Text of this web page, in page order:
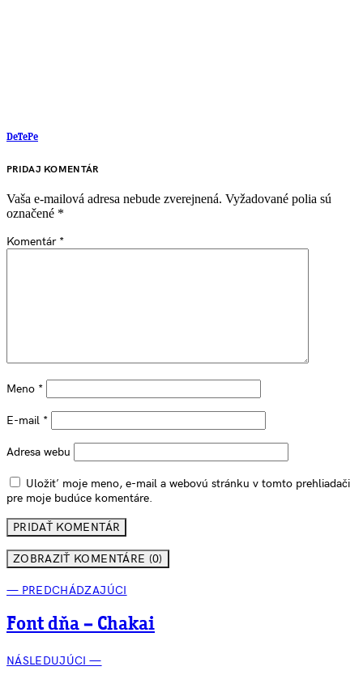
DeTePe
PRIDAJ KOMENTÁR
Vaša e-mailová adresa nebude zverejnená. Vyžadované polia sú
označené *
Komentár *
Meno *
E-mail *
Adresa webu
Uložiť moje meno, e-mail a webovú stránku v tomto prehliadači
pre moje budúce komentáre.
ZOBRAZIŤ KOMENTÁRE (0)
— PREDCHÁDZAJÚCI
Font dňa – Chakai
NÁSLEDUJÚCI —